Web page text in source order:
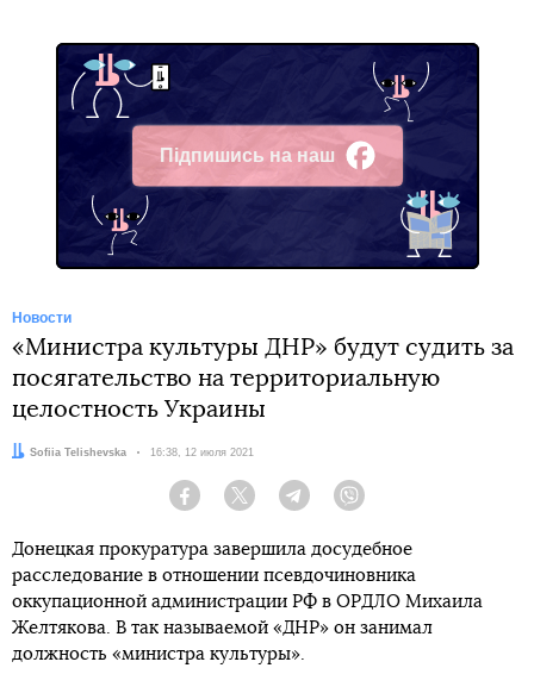
Підпишись на наш
Facebook
Новости
«Министра культуры ДНР» будут судить за
посягательство на территориальную
целостность Украины
Автор:
Sofiia Telishevska Дата:
16:38, 12 июля 2021
Facebook Twitter Telegram
Донецкая прокуратура завершила досудебное
расследование в отношении псевдочиновника
оккупационной администрации РФ в ОРДЛО Михаила
Желтякова. В так называемой «ДНР» он занимал
должность «министра культуры».